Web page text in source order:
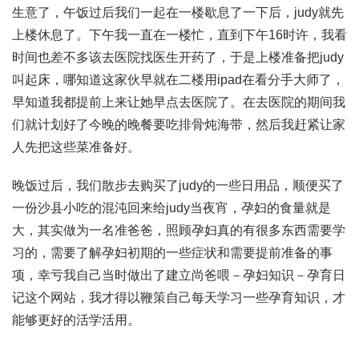
生意了，午饭过后我们一起在一楼歇息了一下后，judy就先
上楼休息了。下午我一直在一楼忙，直到下午16时许，我看
时间也差不多该去医院找医生开药了，于是上楼准备把judy
叫起床，哪知道这家伙早就在二楼用ipad在看分手大师了，
早知道我都提前上来让她早点去医院了。在去医院的期间我
们就计划好了今晚的晚餐要吃排骨炖海带，然后我赶紧让家
人先把这些菜准备好。
晚饭过后，我们散步去购买了judy的一些日用品，顺便买了
一份沙县小吃的混沌回来给judy当夜宵，孕妇的食量就是
大，其实做为一名准爸爸，照顾孕妇真的有很多东西需要学
习的，需要了解孕妇初期的一些症状和需要提前准备的事
项，幸亏我自己当时做出了建立尚爸喂－孕妇知识－孕育日
记这个网站，我才得以鞭策自己每天学习一些孕育知识，才
能够更好的活学活用。